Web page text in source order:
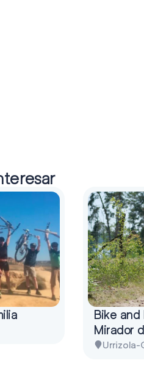
Bike and
Mirador
Urrizola-